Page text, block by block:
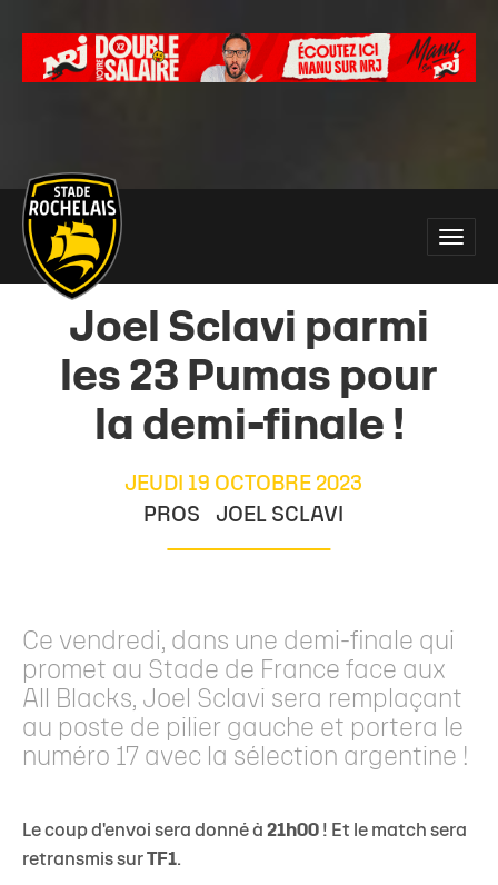
Main
site
navigation
Toggle
Joel Sclavi parmi
les 23 Pumas pour
la demi-finale !
JEUDI 19 OCTOBRE 2023
PROS
JOEL SCLAVI
Ce vendredi, dans une demi-finale qui
promet au Stade de France face aux
All Blacks, Joel Sclavi sera remplaçant
au poste de pilier gauche et portera le
numéro 17 avec la sélection argentine !
Le coup d'envoi sera donné à 21h00 ! Et le match sera
retransmis sur
TF1.